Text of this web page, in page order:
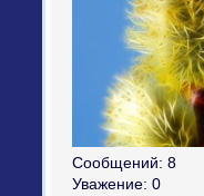
Сообщений: 8
Уважение: 0